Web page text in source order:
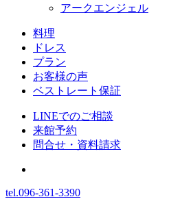
アークエンジェル
料理
ドレス
プラン
お客様の声
ベストレート保証
LINEでのご相談
来館予約
問合せ・資料請求
tel.096-361-3390